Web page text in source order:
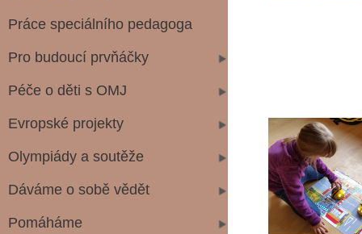
Práce speciálního pedagoga
Pro budoucí prvňáčky
Péče o děti s OMJ
Evropské projekty
Olympiády a soutěže
Dáváme o sobě vědět
Pomáháme